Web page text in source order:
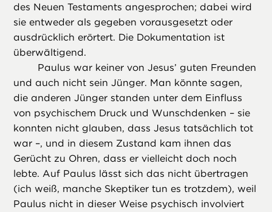
des Neuen Testaments angesprochen; dabei wird
sie entweder als gegeben vorausgesetzt oder
ausdrücklich erörtert. Die Dokumentation ist
überwältigend.
Paulus war keiner von Jesus’ guten Freunden
und auch nicht sein Jünger. Man könnte sagen,
die anderen Jünger standen unter dem Einfluss
von psychischem Druck und Wunschdenken – sie
konnten nicht glauben, dass Jesus tatsächlich tot
war –, und in diesem Zustand kam ihnen das
Gerücht zu Ohren, dass er vielleicht doch noch
lebte. Auf Paulus lässt sich das nicht übertragen
(ich weiß, manche Skeptiker tun es trotzdem), weil
Paulus nicht in dieser Weise psychisch involviert